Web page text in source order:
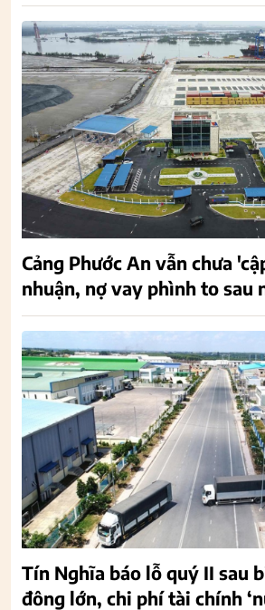
Cảng Phước An vẫn chưa
nhuận, nợ vay phình to sau
Tín Nghĩa báo lỗ quý II sau
đông lớn, chi phí tài chính